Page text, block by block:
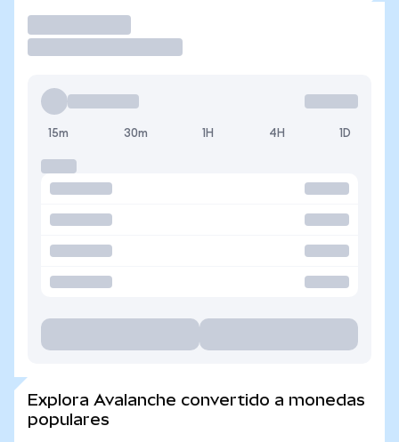
15m 30m 1H 4H 1D
Explora Avalanche convertido a monedas
populares